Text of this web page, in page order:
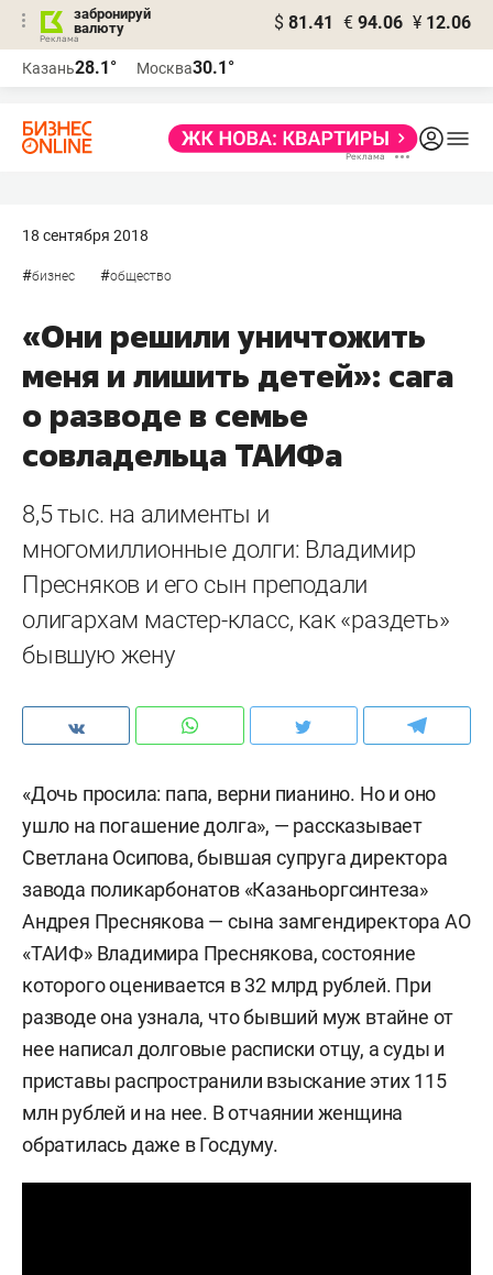
забронируй
валюту
$ 81.41 € 94.06 ¥ 12.06
Казань28.1° Москва30.1°
18 сентября 2018
#бизнес #общество
«Они решили уничтожить
меня и лишить детей»: сага
о разводе в семье
совладельца ТАИФа
8,5 тыс. на алименты и
многомиллионные долги: Владимир
Пресняков и его сын преподали
олигархам мастер-класс, как «раздеть»
бывшую жену
«Дочь просила: папа, верни пианино. Но и оно
ушло на погашение долга», — рассказывает
Светлана Осипова, бывшая супруга директора
завода поликарбонатов «Казаньоргсинтеза»
Андрея Преснякова — сына замгендиректора АО
«ТАИФ» Владимира Преснякова, состояние
которого оценивается в 32 млрд рублей. При
разводе она узнала, что бывший муж втайне от
нее написал долговые расписки отцу, а суды и
приставы распространили взыскание этих 115
млн рублей и на нее. В отчаянии женщина
обратилась даже в Госдуму.